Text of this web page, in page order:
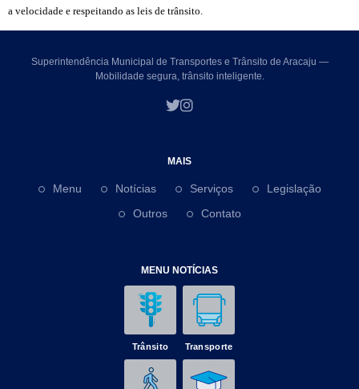
a velocidade e respeitando as leis de trânsito.
Superintendência Municipal de Transportes e Trânsito de Aracaju —
Mobilidade segura, trânsito inteligente.
MAIS
Menu Notícias Serviços
Legislação
Outros
Contato
MENU NOTÍCIAS
Trânsito Transporte